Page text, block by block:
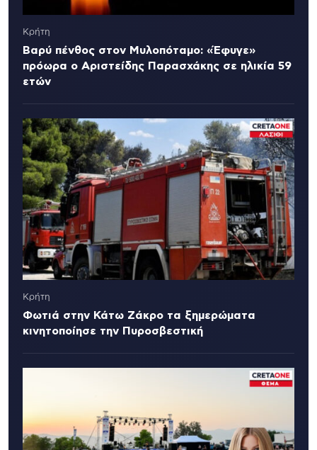
Κρήτη
Βαρύ πένθος στον Μυλοπόταμο: «Έφυγε»
πρόωρα ο Αριστείδης Παρασχάκης σε ηλικία 59
ετών
Κρήτη
Φωτιά στην Κάτω Ζάκρο τα ξημερώματα
κινητοποίησε την Πυροσβεστική